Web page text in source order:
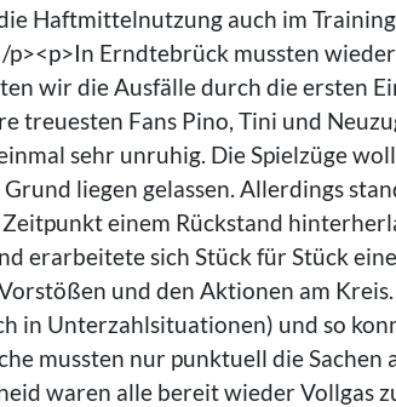
Haftmittelnutzung auch im
Erndtebrück mussten
wir die Ausfälle durch die ersten
treuesten Fans Pino, Tini und
sehr unruhig. Die Spielzüge
liegen gelassen. Allerdings
einem Rückstand
erarbeitete sich Stück für Stück
und den Aktionen am
in Unterzahlsituationen) und so
mussten nur punktuell die
waren alle bereit wieder Vollgas